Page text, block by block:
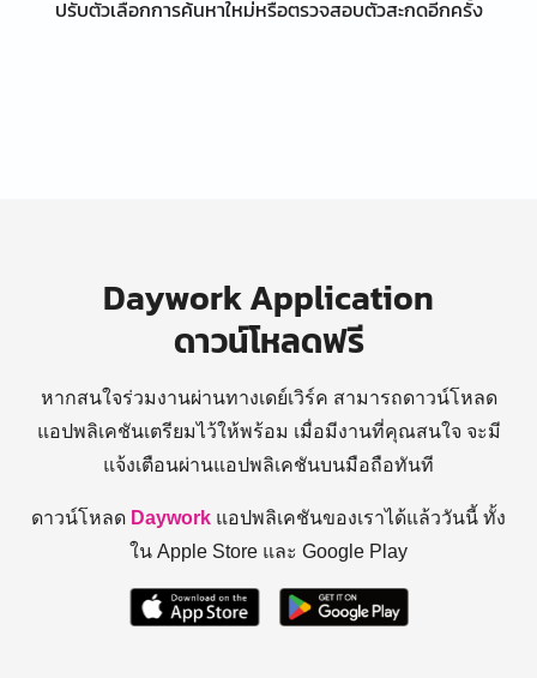
ปรับตัวเลือกการค้นหาใหม่หรือตรวจสอบตัวสะกดอีกครั้ง
Daywork Application
ดาวน์โหลดฟรี
หากสนใจร่วมงานผ่านทางเดย์เวิร์ค สามารถดาวน์โหลด
แอปพลิเคชันเตรียมไว้ให้พร้อม เมื่อมีงานที่คุณสนใจ จะมี
แจ้งเตือนผ่านแอปพลิเคชันบนมือถือทันที
ดาวน์โหลด Daywork แอปพลิเคชันของเราได้แล้ววันนี้ ทั้ง
ใน Apple Store และ Google Play